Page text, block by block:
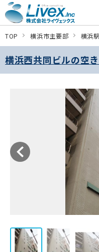
TOP 横浜市主要部 横浜
横浜西共同ビルの空